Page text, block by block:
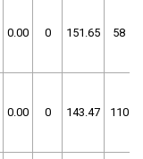
0.00 0 151.65 58
0.00 0 143.47 110